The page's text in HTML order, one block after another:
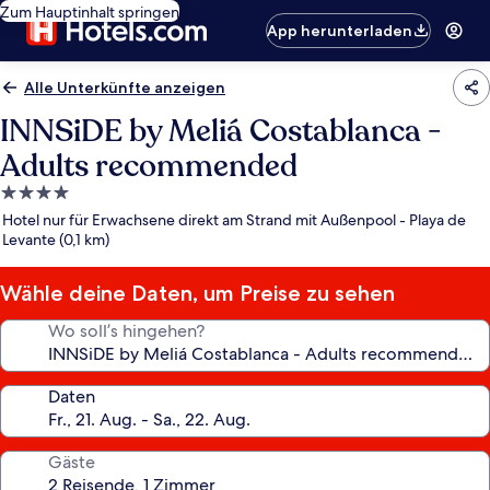
Zum Hauptinhalt springen
App herunterladen
Alle Unterkünfte anzeigen
INNSiDE by Meliá Costablanca -
Adults recommended
4.0-
Sterne-
Unterkunft
Hotel nur für Erwachsene direkt am Strand mit Außenpool - Playa de
Levante (0,1 km)
Wähle deine Daten, um Preise zu sehen
Wo soll’s hingehen?
Daten
Gäste